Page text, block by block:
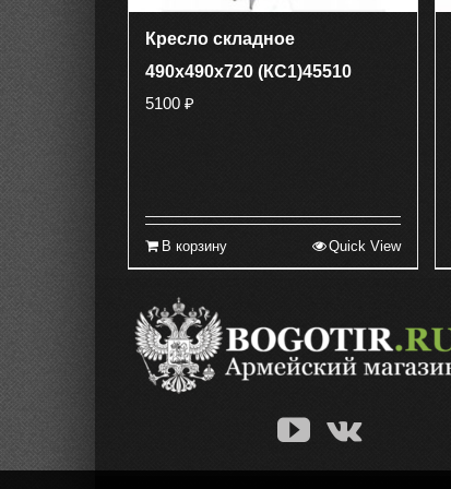
Кресло складное
490х490х720 (КС1)45510
5100 ₽
В корзину Quick View